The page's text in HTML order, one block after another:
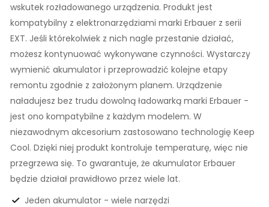
wskutek rozładowanego urządzenia. Produkt jest
kompatybilny z elektronarzędziami marki Erbauer z serii
EXT. Jeśli którekolwiek z nich nagle przestanie działać,
możesz kontynuować wykonywane czynności. Wystarczy
wymienić akumulator i przeprowadzić kolejne etapy
remontu zgodnie z założonym planem. Urządzenie
naładujesz bez trudu dowolną ładowarką marki Erbauer -
jest ono kompatybilne z każdym modelem. W
niezawodnym akcesorium zastosowano technologię Keep
Cool. Dzięki niej produkt kontroluje temperaturę, więc nie
przegrzewa się. To gwarantuje, że akumulator Erbauer
będzie działał prawidłowo przez wiele lat.
Jeden akumulator - wiele narzędzi